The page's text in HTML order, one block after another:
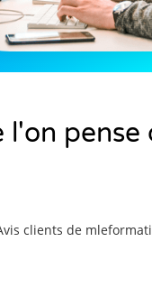
l'on pense